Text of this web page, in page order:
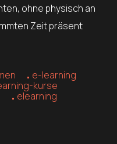
ohne physisch an
Zeit präsent
e-learning
kurse
elearning